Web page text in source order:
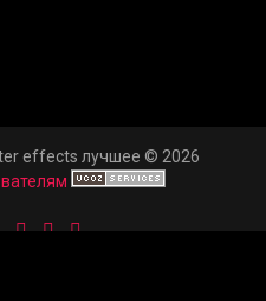
effects лучшее © 2026